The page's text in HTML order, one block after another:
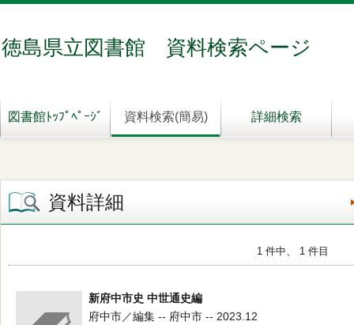
徳島県立図書館 資料検索ページ
図書館ﾄｯﾌﾟﾍﾟｰｼﾞ 資料検索(簡易) 詳細検索
資料詳細
1 件中、 1 件目
新府中市史 中世通史編
府中市／編集 -- 府中市 -- 2023.12